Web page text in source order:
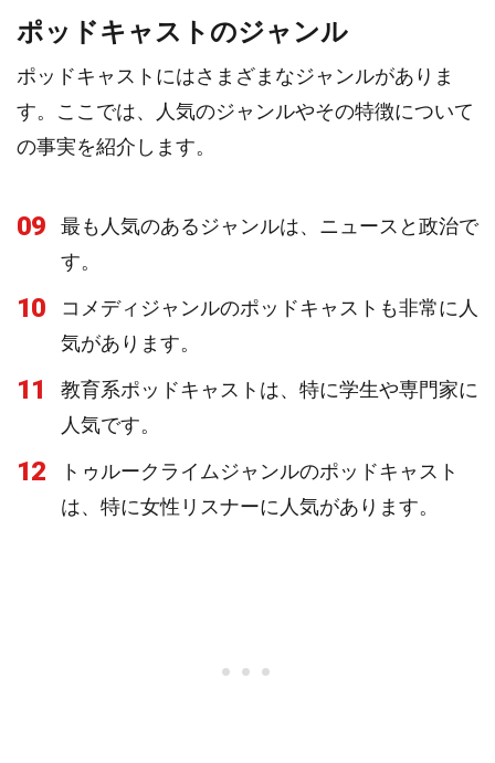
ポッドキャストのジャンル
ポッドキャストにはさまざまなジャンルがありま
す。ここでは、人気のジャンルやその特徴について
の事実を紹介します。
09
最も人気のあるジャンルは、ニュースと政治で
す。
10
コメディジャンルのポッドキャストも非常に人
気があります。
11
教育系ポッドキャストは、特に学生や専門家に
人気です。
12
トゥルークライムジャンルのポッドキャスト
は、特に女性リスナーに人気があります。